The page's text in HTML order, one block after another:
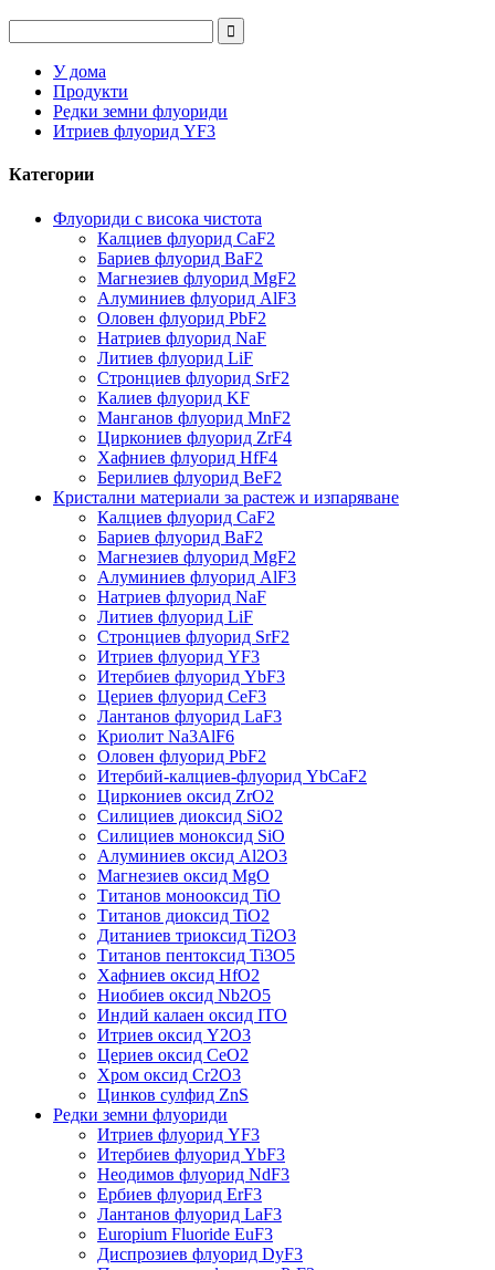
У дома
Продукти
Редки земни флуориди
Итриев флуорид YF3
Категории
Флуориди с висока чистота
Калциев флуорид CaF2
Бариев флуорид BaF2
Магнезиев флуорид MgF2
Алуминиев флуорид AlF3
Оловен флуорид PbF2
Натриев флуорид NaF
Литиев флуорид LiF
Стронциев флуорид SrF2
Калиев флуорид KF
Манганов флуорид MnF2
Циркониев флуорид ZrF4
Хафниев флуорид HfF4
Берилиев флуорид BeF2
Кристални материали за растеж и изпаряване
Калциев флуорид CaF2
Бариев флуорид BaF2
Магнезиев флуорид MgF2
Алуминиев флуорид AlF3
Натриев флуорид NaF
Литиев флуорид LiF
Стронциев флуорид SrF2
Итриев флуорид YF3
Итербиев флуорид YbF3
Цериев флуорид CeF3
Лантанов флуорид LaF3
Криолит Na3AlF6
Оловен флуорид PbF2
Итербий-калциев-флуорид YbCaF2
Циркониев оксид ZrO2
Силициев диоксид SiO2
Силициев моноксид SiO
Алуминиев оксид Al2O3
Магнезиев оксид MgO
Титанов монооксид TiO
Титанов диоксид TiO2
Дитаниев триоксид Ti2O3
Титанов пентоксид Ti3O5
Хафниев оксид HfO2
Ниобиев оксид Nb2O5
Индий калаен оксид ITO
Итриев оксид Y2O3
Цериев оксид CeO2
Хром оксид Cr2O3
Цинков сулфид ZnS
Редки земни флуориди
Итриев флуорид YF3
Итербиев флуорид YbF3
Неодимов флуорид NdF3
Ербиев флуорид ErF3
Лантанов флуорид LaF3
Europium Fluoride EuF3
Диспрозиев флуорид DyF3